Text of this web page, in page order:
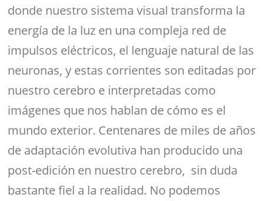
donde nuestro sistema visual transforma la
energía de la luz en una compleja red de
impulsos eléctricos, el lenguaje natural de las
neuronas, y estas corrientes son editadas por
nuestro cerebro e interpretadas como
imágenes que nos hablan de cómo es el
mundo exterior. Centenares de miles de años
de adaptación evolutiva han producido una
post-edición en nuestro cerebro, sin duda
bastante fiel a la realidad. No podemos